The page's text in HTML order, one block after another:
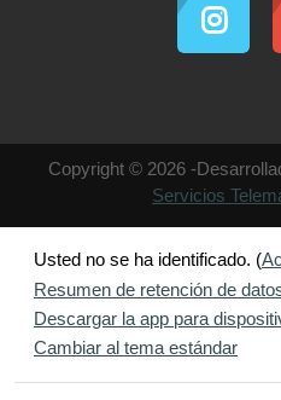
Copyright © 2026 -
Servicios
Usted no se ha identificado. (
Resumen de retención de
Descargar la app para
Cambiar al tema estándar